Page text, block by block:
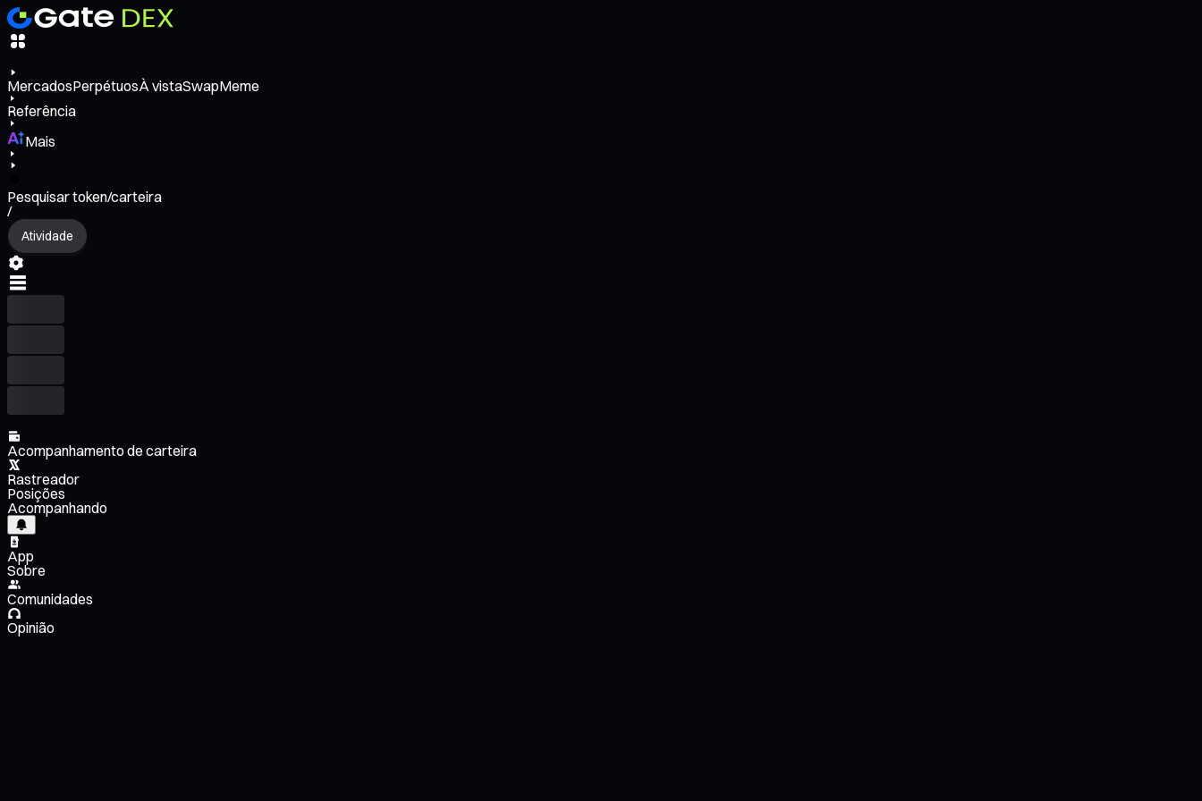
MercadosPerpétuosÀ vistaSwapMeme
Referência
Mais
Pesquisar token/carteira
/
Atividade
Acompanhamento de carteira
Rastreador
Posições
Acompanhando
App
Sobre
Comunidades
Opinião